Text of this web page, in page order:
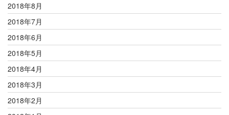
2018年8月
2018年7月
2018年6月
2018年5月
2018年4月
2018年3月
2018年2月